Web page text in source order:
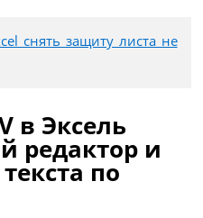
снять защиту листа не
в Эксель
редактор и
по